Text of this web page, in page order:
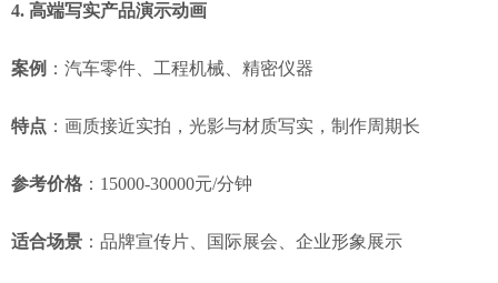
4. 高端写实产品演示动画
案例 ：汽车零件、工程机械、精密仪器
特点 ：画质接近实拍，光影与材质写实，制作周期长
参考价格 ：15000-30000元/分钟
适合场景 ：品牌宣传片、国际展会、企业形象展示